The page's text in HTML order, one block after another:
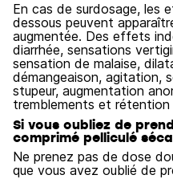
En cas de surdosage, les
dessous peuvent
augmentée. Des effets
diarrhée, sensations
sensation de malaise,
démangeaison, agitation,
stupeur, augmentation
tremblements et
Si vous oubliez de
comprimé pelliculé
Ne prenez pas de dose
que vous avez oublié de